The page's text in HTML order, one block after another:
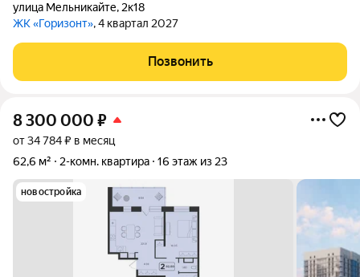
улица Мельникайте, 2к18
ЖК «Горизонт», 4 квартал 2027
Позвонить
8 300 000 ₽
от 34 784 ₽ в месяц
62,6 м²
2-комн. квартира 16 этаж из 23
новостройка